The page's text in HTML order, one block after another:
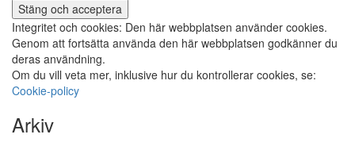
Integritet och cookies: Den här webbplatsen använder cookies.
Genom att fortsätta använda den här webbplatsen godkänner du
deras användning.
Om du vill veta mer, inklusive hur du kontrollerar cookies, se:
Cookie-policy
Arkiv